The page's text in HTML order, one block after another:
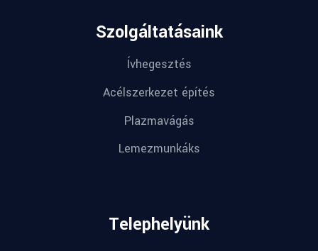
Szolgáltatásaink
Ívhegesztés
Acélszerkezet építés
Plazmavágás
Lemezmunkáks
Telephelyünk